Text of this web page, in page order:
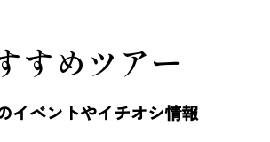
」といった季節限定プログ
ッサーパンダやカピバラと
るふれあいパークについて
すめツアー
イベントやイチオシ情報